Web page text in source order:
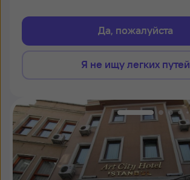
Да, пожалуйста
Я не ищу легких путей